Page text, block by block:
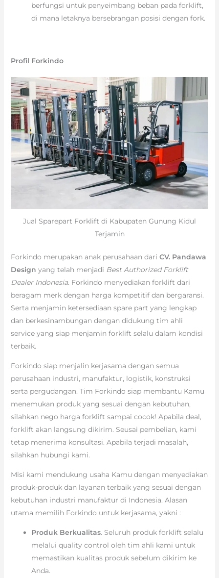
berfungsi untuk penyeimbang beban pada forklift,
di mana letaknya bersebrangan posisi dengan fork.
Profil Forkindo
Jual Sparepart Forklift di Kabupaten Gunung Kidul
Terjamin
Forkindo merupakan anak perusahaan dari CV. Pandawa
Design yang telah menjadi Best Authorized Forklift
Dealer Indonesia. Forkindo menyediakan forklift dari
beragam merk dengan harga kompetitif dan bergaransi.
Serta menjamin ketersediaan spare part yang lengkap
dan berkesinambungan dengan didukung tim ahli
service yang siap menjamin forklift selalu dalam kondisi
terbaik.
Forkindo siap menjalin kerjasama dengan semua
perusahaan industri, manufaktur, logistik, konstruksi
serta pergudangan. Tim Forkindo siap membantu Kamu
menemukan produk yang sesuai dengan kebutuhan,
silahkan nego harga forklift sampai cocok! Apabila deal,
forklift akan langsung dikirim. Seusai pembelian, kami
tetap menerima konsultasi. Apabila terjadi masalah,
silahkan hubungi kami.
Misi kami mendukung usaha Kamu dengan menyediakan
produk-produk dan layanan terbaik yang sesuai dengan
kebutuhan industri manufaktur di Indonesia. Alasan
utama memilih Forkindo untuk kerjasama, yakni :
Produk Berkualitas. Seluruh produk forklift selalu
melalui quality control oleh tim ahli kami untuk
memastikan kualitas produk sebelum dikirim ke
Anda.